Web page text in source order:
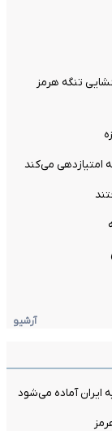
تنگه هرمز
امتیازدهی می‌کند
آرشیو
ایران آماده می‌شود